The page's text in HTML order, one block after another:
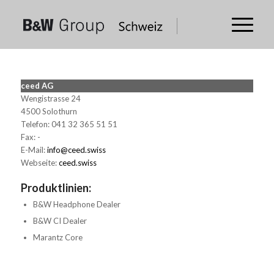
ceed AG
Wengistrasse 24
4500 Solothurn
Telefon: 041 32 365 51 51
Fax: -
E-Mail:info@ceed.swiss
Webseite:ceed.swiss
Produktlinien:
B&W Headphone Dealer
B&W CI Dealer
Marantz Core